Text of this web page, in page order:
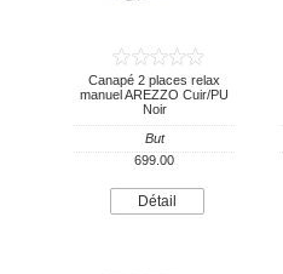
Canapé 2 places relax
manuel AREZZO Cuir/PU
Noir
But
699.00
Détail